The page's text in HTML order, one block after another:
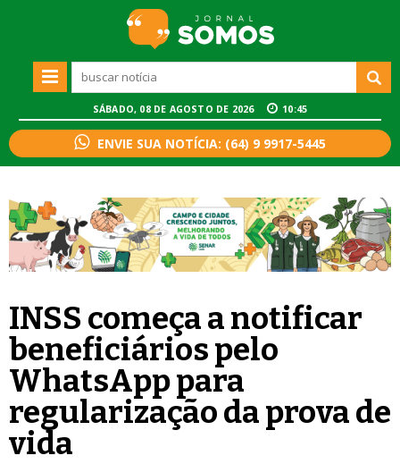
SÁBADO, 08 DE AGOSTO DE 2026 10:45
ENVIE SUA NOTÍCIA: (64) 9 9917-5445
INSS começa a notificar
beneficiários pelo
WhatsApp para
regularização da prova de
vida